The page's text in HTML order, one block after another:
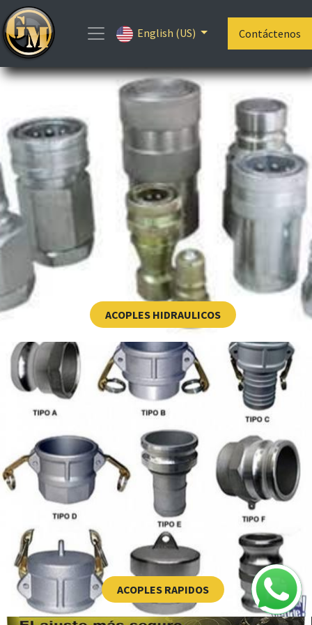
English (US) Contáctenos
ACOPLES HIDRAULICOS
ACOPLES RAPIDOS